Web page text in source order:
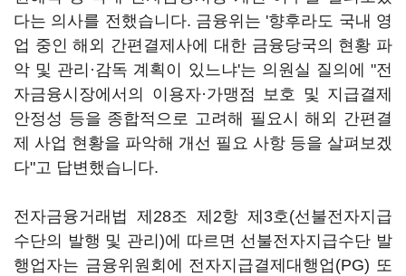
다는 의사를 전했습니다. 금융위는 '향후라도 국내 영
업 중인 해외 간편결제사에 대한 금융당국의 현황 파
악 및 관리·감독 계획이 있느냐'는 의원실 질의에 "전
자금융시장에서의 이용자·가맹점 보호 및 지급결제
안정성 등을 종합적으로 고려해 필요시 해외 간편결
제 사업 현황을 파악해 개선 필요 사항 등을 살펴보겠
다"고 답변했습니다.
전자금융거래법 제28조 제2항 제3호(선불전자지급
수단의 발행 및 관리)에 따르면 선불전자지급수단 발
행업자는 금융위원회에 전자지급결제대행업(PG) 또